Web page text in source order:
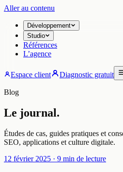
Aller au contenu
Développement
Studio
Références
L’agence
Espace client Diagnostic gratuit
Blog
Le journal.
Études de cas, guides pratiques et
SEO, applications et culture digitale.
12 février 2025 · 9 min de lecture